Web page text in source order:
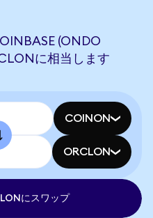
(ONDO
に相当します
COINON
ORCLON
にスワップ